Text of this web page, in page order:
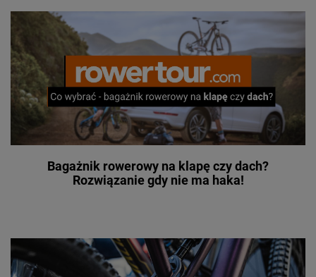
Bagażnik rowerowy na klapę czy dach?
Rozwiązanie gdy nie ma haka!